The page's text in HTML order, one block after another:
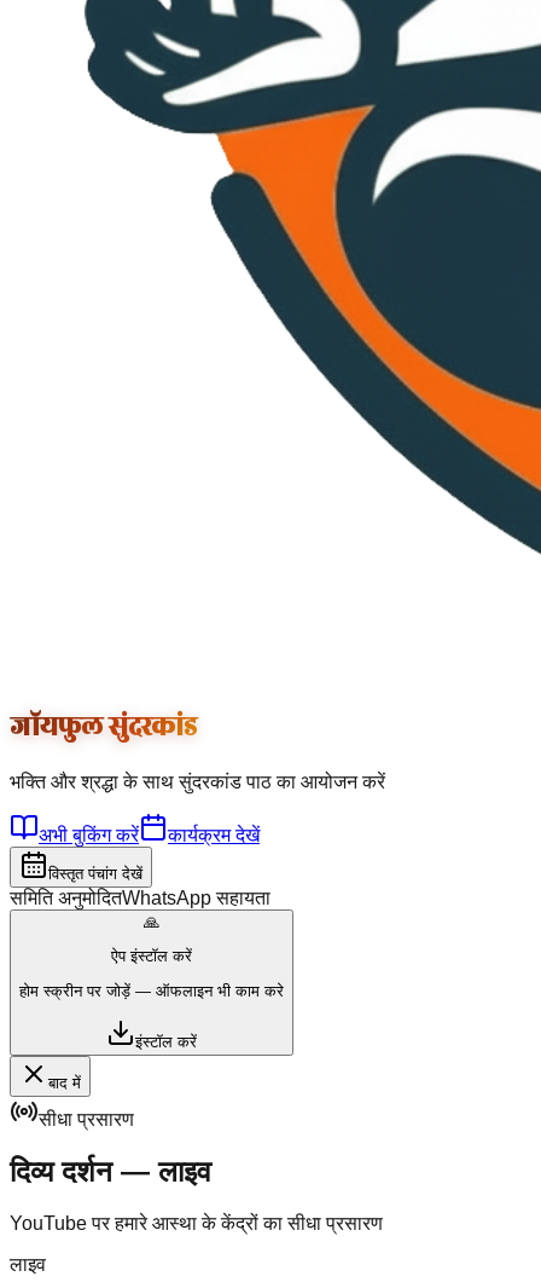
जॉयफुल सुंदरकांड
भक्ति और श्रद्धा के साथ सुंदरकांड पाठ का आयोजन करें
अभी बुकिंग करें कार्यक्रम देखें
विस्तृत पंचांग देखें
समिति अनुमोदितWhatsApp सहायता
🙏
ऐप इंस्टॉल करें
होम स्क्रीन पर जोड़ें — ऑफलाइन भी काम करे
इंस्टॉल करें
बाद में
सीधा प्रसारण
दिव्य दर्शन — लाइव
YouTube पर हमारे आस्था के केंद्रों का सीधा प्रसारण
लाइव